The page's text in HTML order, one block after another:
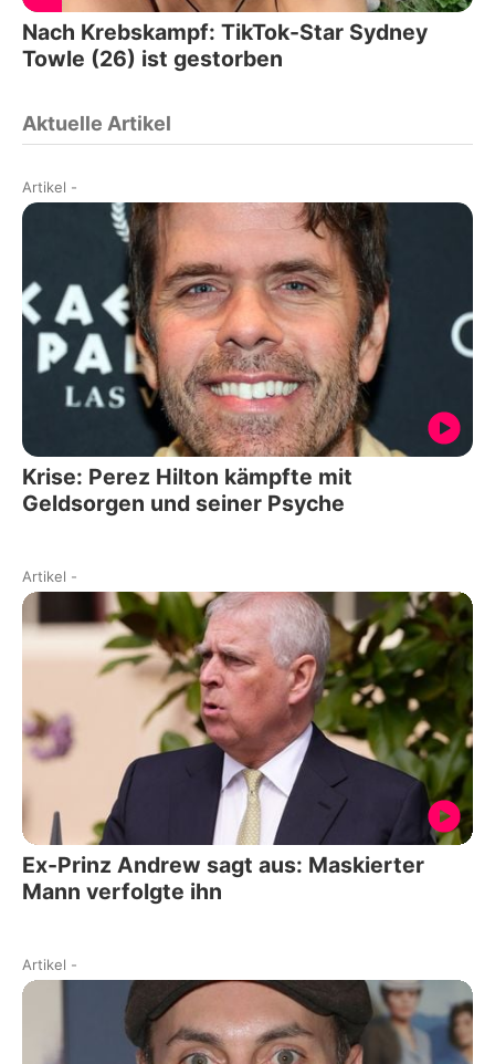
Nach Krebskampf: TikTok-Star Sydney
Towle (26) ist gestorben
Aktuelle Artikel
Artikel -
Krise: Perez Hilton kämpfte mit
Geldsorgen und seiner Psyche
Artikel -
Ex-Prinz Andrew sagt aus: Maskierter
Mann verfolgte ihn
Artikel -